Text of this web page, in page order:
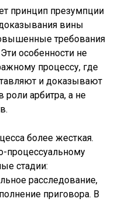
принцип презумпции
вины
требования
особенности не
процессу, где
и доказывают
роли арбитра, а не
более жесткая.
процессуальному
стадии:
расследование,
приговора. В